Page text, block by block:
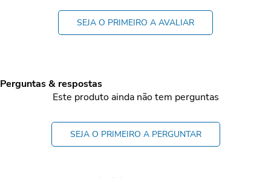
SEJA O PRIMEIRO A AVALIAR
Perguntas & respostas
Este produto ainda não tem perguntas
SEJA O PRIMEIRO A PERGUNTAR